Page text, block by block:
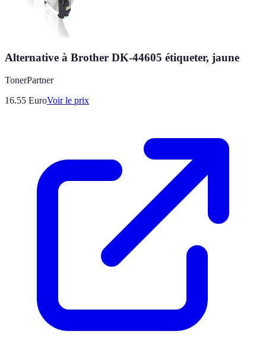
Alternative à Brother DK-44605 étiqueter, jaune
TonerPartner
16.55 EuroVoir le prix